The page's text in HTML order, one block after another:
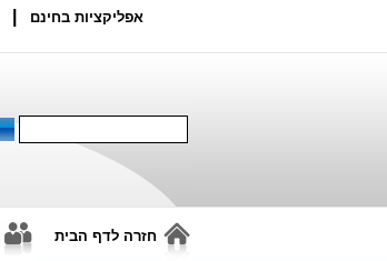
אפליקציות בחינם
חזרה לדף הבית